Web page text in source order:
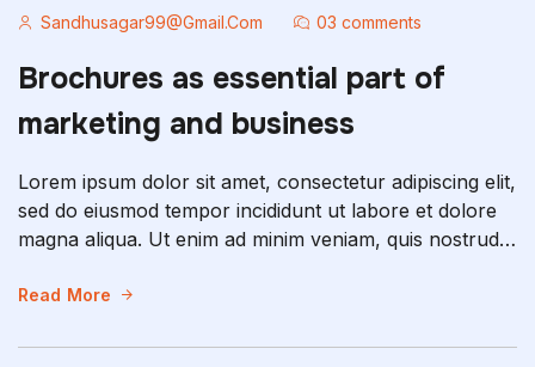
Sandhusagar99@gmail.com 03 comments
Brochures as essential part of
marketing and business
Lorem ipsum dolor sit amet, consectetur adipiscing elit,
sed do eiusmod tempor incididunt ut labore et dolore
magna aliqua. Ut enim ad minim veniam, quis nostrud
commodo consequat. Duis aute irure dolor in
fugiat nulla pariatur. Excepteur sint occaecat […]
Read More